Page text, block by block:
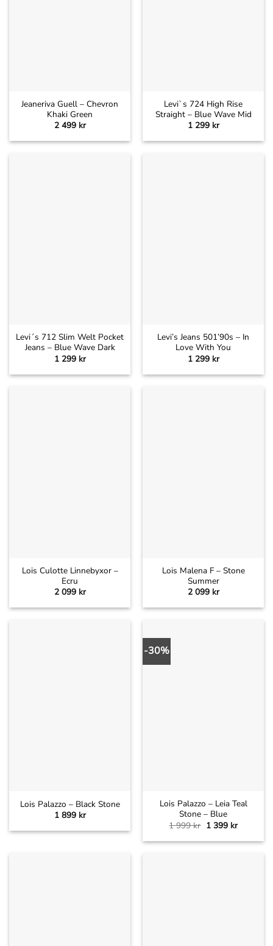
Jeaneriva Guell – Chevron
Khaki Green
2 499 kr
Levi`s 724 High Rise
Straight – Blue Wave Mid
1 299 kr
Levi´s 712 Slim Welt Pocket
Jeans – Blue Wave Dark
1 299 kr
Levi’s Jeans 501’90s – In
Love With You
1 299 kr
Lois Culotte Linnebyxor –
Ecru
2 099 kr
Lois Malena F – Stone
Summer
2 099 kr
Lois Palazzo – Black Stone
1 899 kr
-30%
Lois Palazzo – Leia Teal
Stone – Blue
1 999kr Det
priset
1 399 krDet
priset